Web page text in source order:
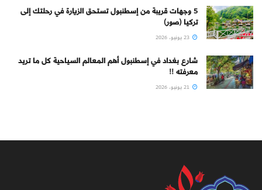
5 وجهات قريبة من إسطنبول تستحق الزيارة في رحلتك إلى
تركيا (صور)
شارع بغداد في إسطنبول أهم المعالم السياحية كل ما تريد
معرفته !!